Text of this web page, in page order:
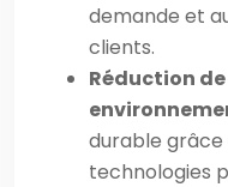
demande et
clients.
Réduction
durable grâce
technologies